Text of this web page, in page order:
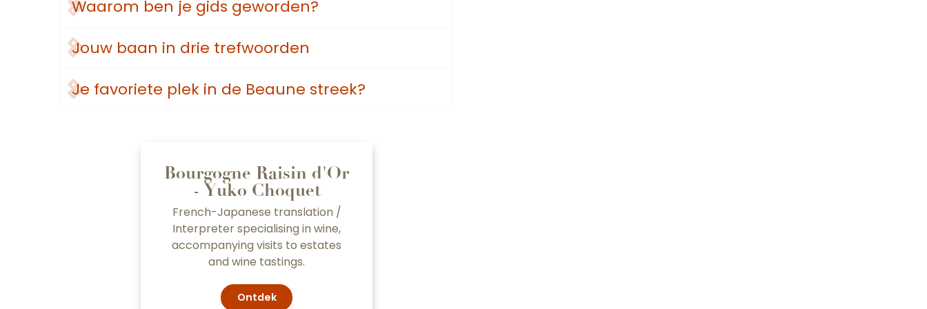
Waarom ben je gids geworden?
Jouw baan in drie trefwoorden
Je favoriete plek in de Beaune streek?
Bourgogne Raisin d'Or
- Yuko Choquet
French-Japanese translation /
Interpreter specialising in wine,
accompanying visits to estates
and wine tastings.
Ontdek